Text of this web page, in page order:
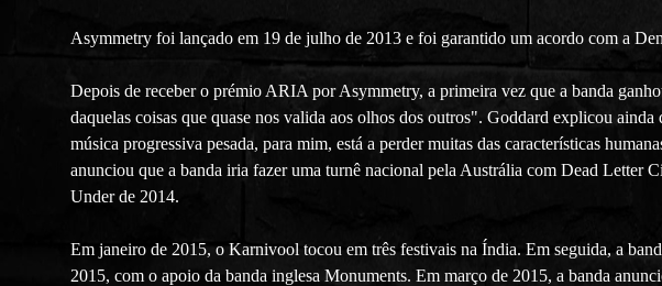
Asymmetry foi lançado em 19 de julho de 2013 e foi garantido um acordo com a
Depois de receber o prémio ARIA por Asymmetry, a primeira vez que a banda
daquelas coisas que quase nos valida aos olhos dos outros". Goddard explicou
música progressiva pesada, para mim, está a perder muitas das características
anunciou que a banda iria fazer uma turnê nacional pela Austrália com Dead
Under de 2014.
Em janeiro de 2015, o Karnivool tocou em três festivais na Índia. Em seguida, a
2015, com o apoio da banda inglesa Monuments. Em março de 2015, a banda